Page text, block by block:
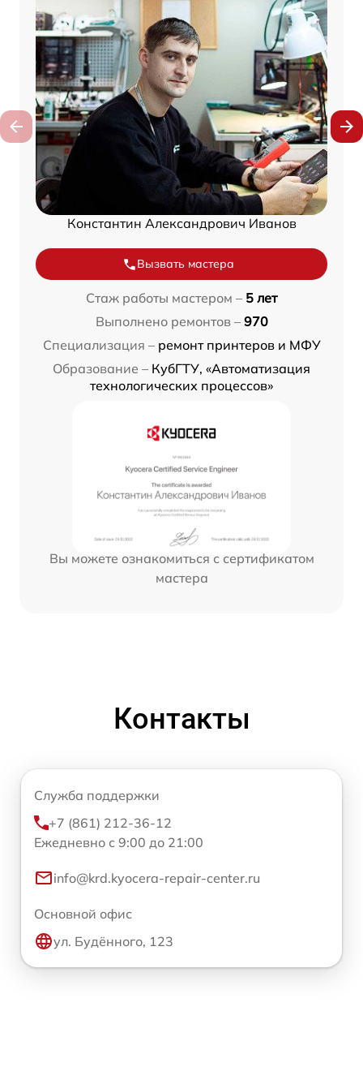
Константин Александрович Иванов
Вызвать мастера
Стаж работы мастером – 5 лет
Выполнено ремонтов – 970
Специализация – ремонт принтеров и МФУ
Образование – КубГТУ, «Автоматизация
технологических процессов»
Вы можете ознакомиться с сертификатом
мастера
Контакты
Служба поддержки
+7 (861) 212-36-12
Ежедневно с 9:00 до 21:00
info@krd.kyocera-repair-center.ru
Основной офис
ул. Будённого, 123